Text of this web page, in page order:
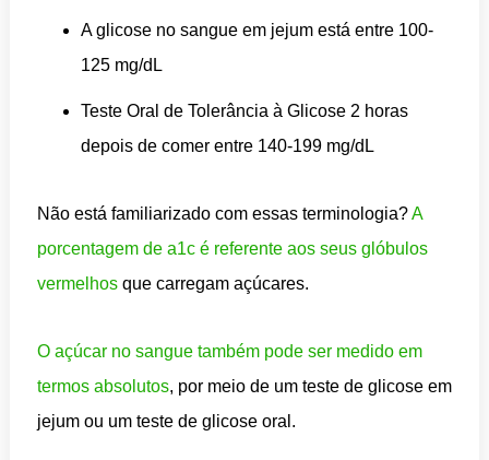
A glicose no sangue em jejum está entre 100-
125 mg/dL
Teste Oral de Tolerância à Glicose 2 horas
depois de comer entre 140-199 mg/dL
Não está familiarizado com essas terminologia?A
porcentagem de a1c é referente aos seus glóbulos
vermelhos que carregam açúcares.
O açúcar no sangue também pode ser medido em
termos absolutos, por meio de um teste de glicose em
jejum ou um teste de glicose oral.